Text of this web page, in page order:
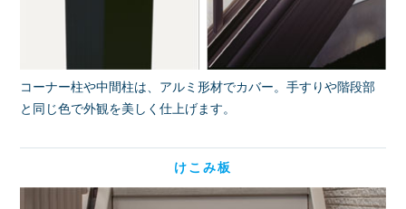
コーナー柱や中間柱は、アルミ形材でカバー。手すりや階段部
と同じ色で外観を美しく仕上げます。
けこみ板